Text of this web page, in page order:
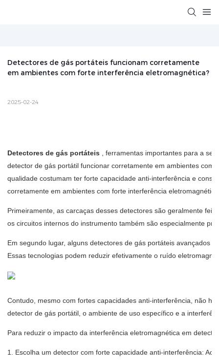
Detectores de gás portáteis funcionam corretamente
em ambientes com forte interferência eletromagnética?
2025-02-24
Detectores de gás portáteis , ferramentas importantes para a
detector de gás portátil funcionar corretamente em ambientes
qualidade costumam ter forte capacidade anti-interferência e
corretamente em ambientes com forte interferência
Primeiramente, as carcaças desses detectores são geralmente
os circuitos internos do instrumento também são especialmente
Em segundo lugar, alguns detectores de gás portáteis avançados
Essas tecnologias podem reduzir efetivamente o ruído
Contudo, mesmo com fortes capacidades anti-interferência, não
detector de gás portátil, o ambiente de uso específico e a
Para reduzir o impacto da interferência eletromagnética em
1. Escolha um detector com forte capacidade anti-interferência: